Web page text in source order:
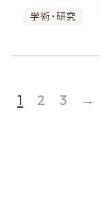
学術・研究
1 2 3 →